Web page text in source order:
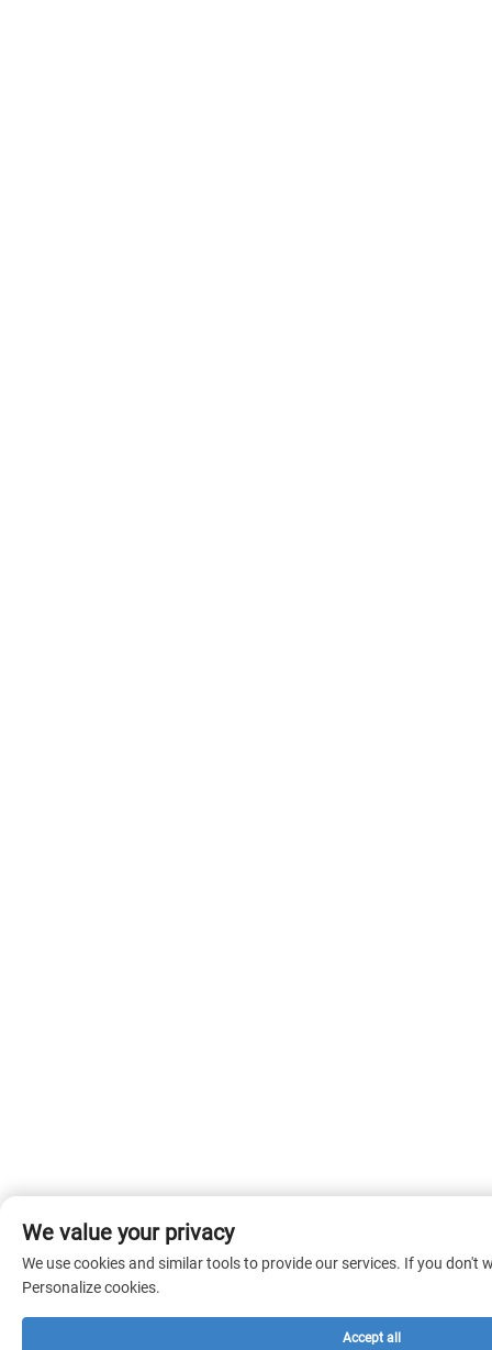
We value your privacy
We use cookies and similar tools to provide our services. If you don't
Personalize cookies.
Accept all